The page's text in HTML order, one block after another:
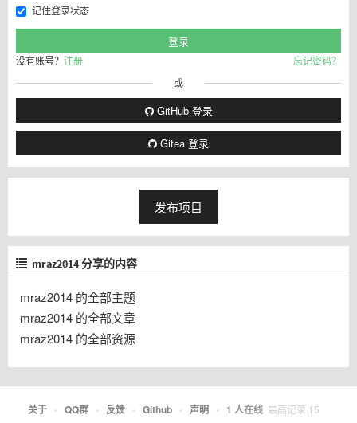
记住登录状态
没有账号？ 注册
忘记密码？
或
GitHub 登录
Gitea 登录
发布项目
mraz2014 分享的内容
mraz2014 的全部主题
mraz2014 的全部文章
mraz2014 的全部资源
关于 • QQ群 • 反馈 • Github • 声明 • 1 人在线 最高记录 15